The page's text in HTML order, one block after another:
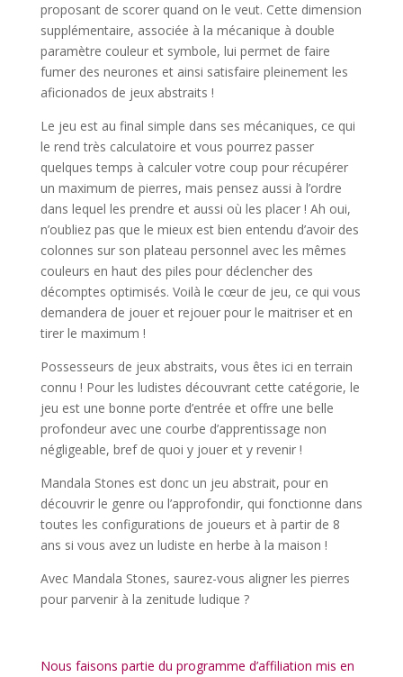
proposant de scorer quand on le veut. Cette dimension
supplémentaire, associée à la mécanique à double
paramètre couleur et symbole, lui permet de faire
fumer des neurones et ainsi satisfaire pleinement les
aficionados de jeux abstraits !
Le jeu est au final simple dans ses mécaniques, ce qui
le rend très calculatoire et vous pourrez passer
quelques temps à calculer votre coup pour récupérer
un maximum de pierres, mais pensez aussi à l’ordre
dans lequel les prendre et aussi où les placer ! Ah oui,
n’oubliez pas que le mieux est bien entendu d’avoir des
colonnes sur son plateau personnel avec les mêmes
couleurs en haut des piles pour déclencher des
décomptes optimisés. Voilà le cœur de jeu, ce qui vous
demandera de jouer et rejouer pour le maitriser et en
tirer le maximum !
Possesseurs de jeux abstraits, vous êtes ici en terrain
connu ! Pour les ludistes découvrant cette catégorie, le
jeu est une bonne porte d’entrée et offre une belle
profondeur avec une courbe d’apprentissage non
négligeable, bref de quoi y jouer et y revenir !
Mandala Stones est donc un jeu abstrait, pour en
découvrir le genre ou l’approfondir, qui fonctionne dans
toutes les configurations de joueurs et à partir de 8
ans si vous avez un ludiste en herbe à la maison !
Avec Mandala Stones, saurez-vous aligner les pierres
pour parvenir à la zenitude ludique ?
Nous faisons partie du programme d’affiliation mis en